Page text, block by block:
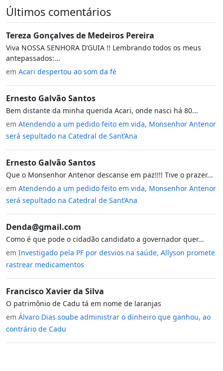
Últimos comentários
Tereza Gonçalves de Medeiros Pereira
Viva NOSSA SENHORA D’GUIA !! Lembrando todos os meus
antepassados:...
em Acari despertou ao som da fé
Ernesto Galvão Santos
Bem distante da minha querida Acari, onde nasci há 80...
em Atendendo a um pedido feito em vida, Monsenhor Antenor
será sepultado na Catedral de Sant’Ana
Ernesto Galvão Santos
Que o Monsenhor Antenor descanse em paz!!!! Tive o prazer...
em Atendendo a um pedido feito em vida, Monsenhor Antenor
será sepultado na Catedral de Sant’Ana
Denda@gmail.com
Como é que pode o cidadão candidato a governador quer...
em Investigado pela PF por desvios na saúde, Allyson promete
rastrear medicamentos
Francisco Xavier da Silva
O patrimônio de Cadu tá em nome de laranjas
em Álvaro Dias soube administrar o dinheiro que ganhou, ao
contrário de Cadu